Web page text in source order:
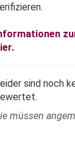
sind noch
müssen